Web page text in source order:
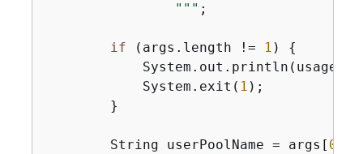
                "
"" ;
if (args.length != 1 ) {
            System.out.println(usage);
            System.exit(
1 );
        }
        String userPoolName = args[
0